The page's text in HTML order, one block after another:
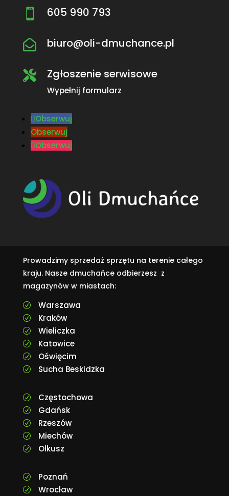
 605 990 793
 biuro@oli-dmuchance.pl
 Zgłoszenie serwisowe
Wypełnij formularz
Obserwuj
Obserwuj
Obserwuj
Prowadzimy sprzedaż sprzętu na terenie całego
kraju. Nasze dmuchańce odbierzesz z
magazynów w miastach:
R Warszawa
R Kraków
R Wieliczka
R Katowice
R Oświęcim
R Sucha Beskidzka
R Częstochowa
R Gdańsk
R Rzeszów
R Miechów
R Olkusz
R Poznań
R Wrocław